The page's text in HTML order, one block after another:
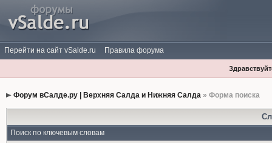
Перейти на сайт vSalde.ru Правила форума
Форум вСалде.ру | Верхняя Салда и Нижняя Салда» Форма поиска
Поиск по ключевым словам